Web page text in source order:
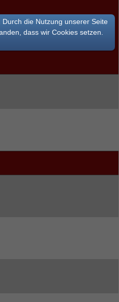
die Nutzung unserer Seite
dass wir Cookies setzen.